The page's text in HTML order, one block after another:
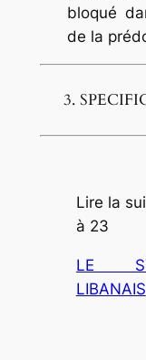
bloqué
de la
3.
Lire la
à 23
LE
LIBANAIS